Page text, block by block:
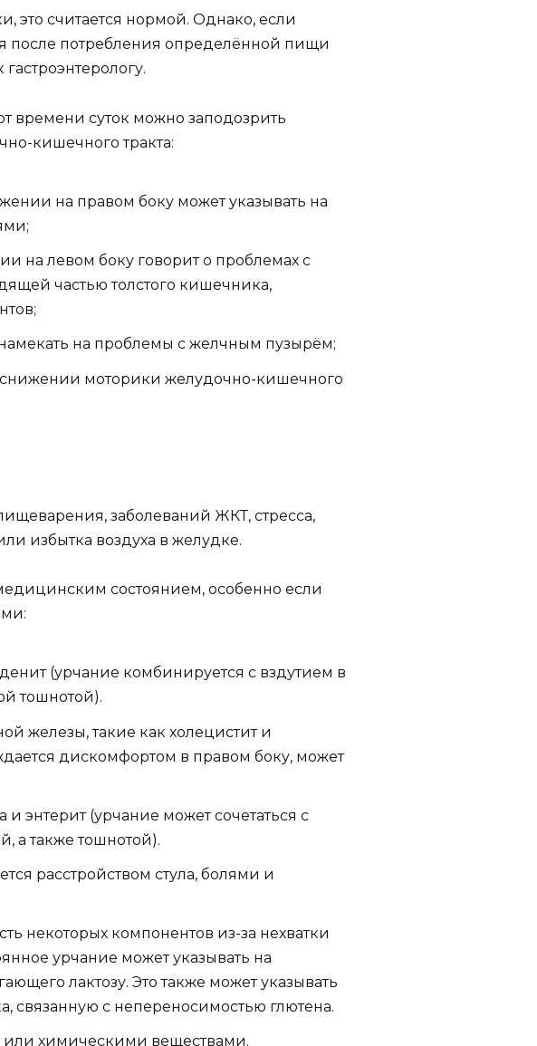
это считается нормой. Однако, если
после потребления определённой пищи
времени суток можно заподозрить
кишечного тракта:
на правом боку может указывать на
на левом боку говорит о проблемах с
частью толстого кишечника,
на проблемы с желчным пузырём;
моторики желудочно-кишечного
заболеваний ЖКТ, стресса,
избытка воздуха в желудке.
состоянием, особенно если
(урчание комбинируется с вздутием в
тошнотой).
железы, такие как холецистит и
дискомфортом в правом боку, может
энтерит (урчание может сочетаться с
а также тошнотой).
расстройством стула, болями и
некоторых компонентов из-за нехватки
урчание может указывать на
лактозу. Это также может указывать
связанную с непереносимостью глютена.
химическими веществами.